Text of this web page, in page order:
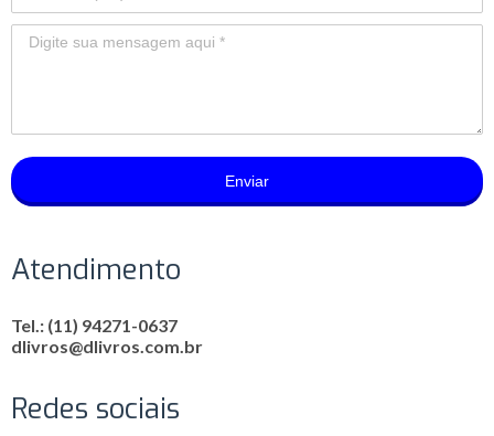
Enviar
Atendimento
Tel.: (11) 94271-0637
dlivros@dlivros.com.br
Redes sociais